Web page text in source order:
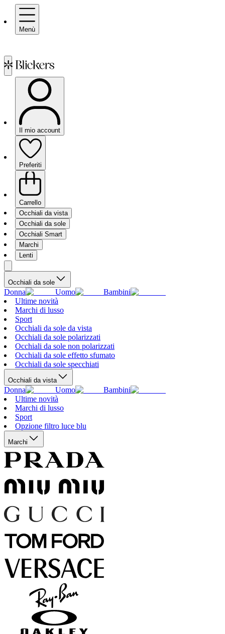
Menù
Il mio account
Preferiti
Carrello
Occhiali da vista
Occhiali da sole
Occhiali Smart
Marchi
Lenti
Occhiali da sole
Donna Uomo
Bambini
Ultime novità
Marchi di lusso
Sport
Occhiali da sole da vista
Occhiali da sole polarizzati
Occhiali da sole non polarizzati
Occhiali da sole effetto sfumato
Occhiali da sole specchiati
Occhiali da vista
Donna Uomo
Bambini
Ultime novità
Marchi di lusso
Sport
Opzione filtro luce blu
Marchi